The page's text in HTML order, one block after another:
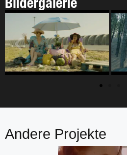
Andere Projekte